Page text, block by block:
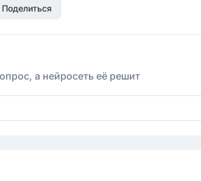
Поделиться
а нейросеть её решит